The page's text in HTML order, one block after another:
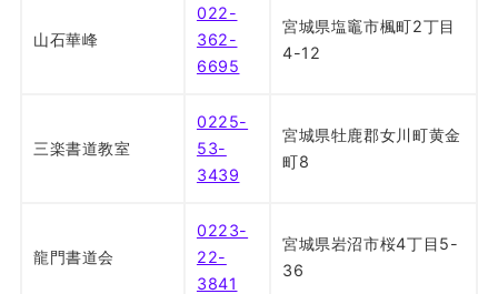
山石華峰
022-
362-
6695
宮城県塩竈市楓町2丁目
4-12
三楽書道教室
0225-
53-
3439
宮城県牡鹿郡女川町黄金
町8
龍門書道会
0223-
22-
3841
宮城県岩沼市桜4丁目5-
36